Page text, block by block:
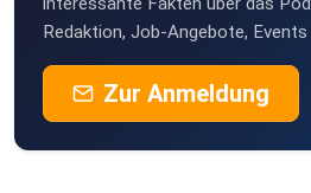
Redaktion, Job-Angebote, Events
Zur Anmeldung